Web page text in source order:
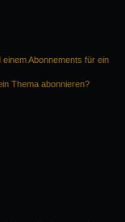
Abonnements für ein
Thema abonnieren?